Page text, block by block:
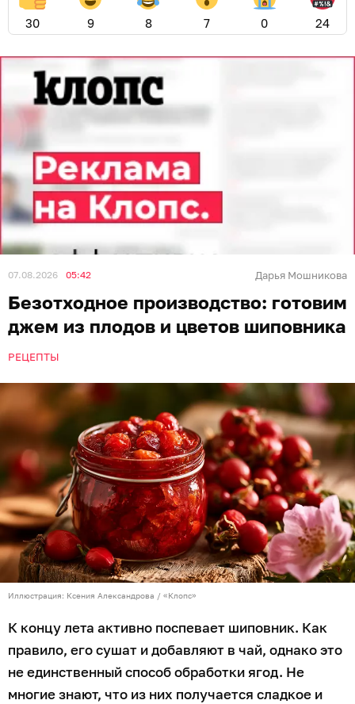
30 9 8 7 0 24
07.08.2026 05:42 Дарья Мошникова
Безотходное производство: готовим
джем из плодов и цветов шиповника
РЕЦЕПТЫ
Иллюстрация: Ксения Александрова / «Клопс»
К концу лета активно поспевает шиповник. Как
правило, его сушат и добавляют в чай, однако это
не единственный способ обработки ягод. Не
многие знают, что из них получается сладкое и